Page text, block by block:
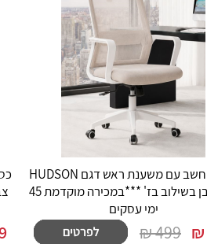
כסא מחשב עם משענת ראש דגם HUDSON
צבע לבן בשילוב בז' ***במכירה מוקדמת 45
ימי עסקים
₪
499 ₪